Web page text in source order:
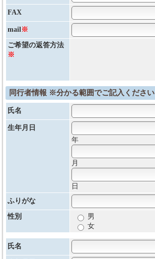
FAX
mail※
ご希望の返答方法
※
同行者情報 ※分かる範囲でご記入ください
氏名
生年月日
年
月
日
ふりがな
性別
男
女
氏名